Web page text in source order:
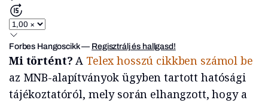
Forbes Hangoscikk— Regisztrálj és hallgasd!
Mi történt?A Telex hosszú cikkben számol be
az MNB-alapítványok ügyben tartott hatósági
tájékoztatóról, mely során elhangzott, hogy a